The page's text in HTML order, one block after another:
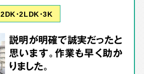
2DK･2LDK･3K
説明が明確で誠実だったと
思います。作業も早く助か
りました。